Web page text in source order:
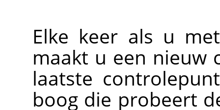
Elke keer als u
maakt u een nieuw
laatste
boog die probeert